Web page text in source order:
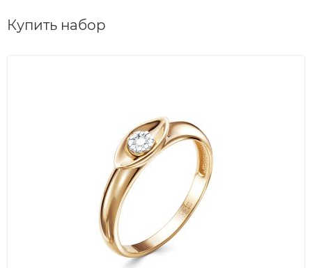
Купить набор